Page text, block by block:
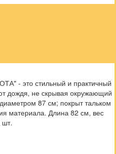
- это стильный и практичный
дождя, не скрывая окружающий
87 см; покрыт тальком
материала. Длина 82 см, вес
шт.